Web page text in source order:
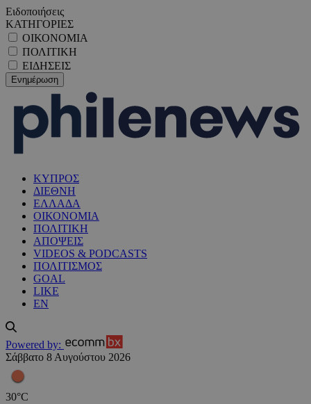
Ειδοποιήσεις
ΚΑΤΗΓΟΡΙΕΣ
ΟΙΚΟΝΟΜΙΑ
ΠΟΛΙΤΙΚΗ
ΕΙΔΗΣΕΙΣ
ΚΥΠΡΟΣ
ΔΙΕΘΝΗ
ΕΛΛΑΔΑ
ΟΙΚΟΝΟΜΙΑ
ΠΟΛΙΤΙΚΗ
ΑΠΟΨΕΙΣ
VIDEOS & PODCASTS
ΠΟΛΙΤΙΣΜΟΣ
GOAL
LIKE
EN
Powered by:
Σάββατο 8 Αυγούστου 2026
30°C